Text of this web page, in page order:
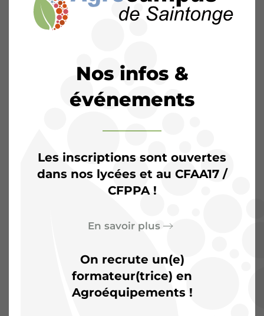
Saintonge :Plus qu’une
salle de classe, un terrain
d’aventures
Nos infos &
événements
Les inscriptions sont ouvertes
dans nos lycées et au CFAA17 /
CFPPA !
En savoir plus
On recrute un(e)
formateur(trice) en
Agroéquipements !